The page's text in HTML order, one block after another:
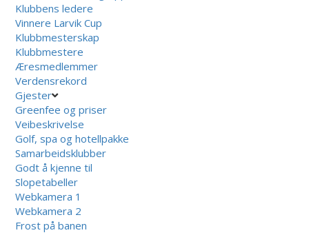
Klubbens ledere
Vinnere Larvik Cup
Klubbmesterskap
Klubbmestere
Æresmedlemmer
Verdensrekord
Gjester
Greenfee og priser
Veibeskrivelse
Golf, spa og hotellpakke
Samarbeidsklubber
Godt å kjenne til
Slopetabeller
Webkamera 1
Webkamera 2
Frost på banen